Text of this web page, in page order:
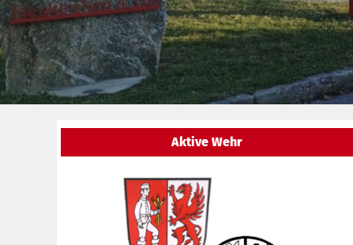
Aktive Wehr